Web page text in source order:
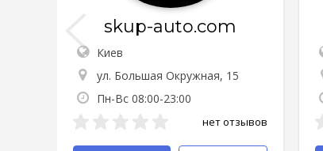
skup-auto.com
Киев
ул. Большая Окружная, 15
Пн-Вс 08:00-23:00
нет отзывов